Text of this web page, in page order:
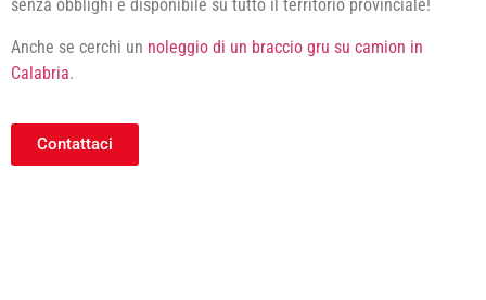
senza obblighi e disponibile su tutto il territorio provinciale!
Anche se cerchi un noleggio di un braccio gru su camion in
Calabria.
Contattaci